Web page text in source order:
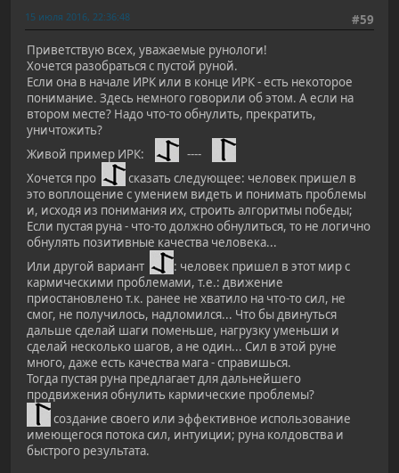
#59
15 июля 2016, 22:36:48
Приветствую всех, уважаемые рунологи!
Хочется разобраться с пустой руной.
Если она в начале ИРК или в конце ИРК - есть некоторое
понимание. Здесь немного говорили об этом. А если на
втором месте? Надо что-то обнулить, прекратить,
уничтожить?
Живой пример ИРК:
----
Хочется про
сказать следующее: человек пришел в
это воплощение с умением видеть и понимать проблемы
и, исходя из понимания их, строить алгоритмы победы;
Если пустая руна - что-то должно обнулиться, то не логично
обнулять позитивные качества человека...
Или другой вариант
: человек пришел в этот мир с
кармическими проблемами, т.е.: движение
приостановлено т.к. ранее не хватило на что-то сил, не
смог, не получилось, надломился... Что бы двинуться
дальше сделай шаги поменьше, нагрузку уменьши и
сделай несколько шагов, а не один... Сил в этой руне
много, даже есть качества мага - справишься.
Тогда пустая руна предлагает для дальнейшего
продвижения обнулить кармические проблемы?
создание своего или эффективное использование
имеющегося потока сил, интуиции; руна колдовства и
быстрого результата.